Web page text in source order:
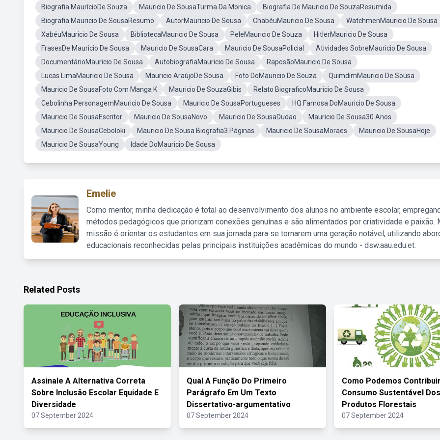
Biografia MaurícioDe Souza Mauricio De SousaTurma Da Monica
Biografia De Mauricio De SouzaResumida
Biografia Mauricio De SousaResumo
AutorMauricio De Sousa ChabéuMauricio De Sousa
WatchmenMauricio De Sousa
XabéuMauricio De Sousa
BibliotecaMauricio De Sousa PeleMauricio De Souza
HitlerMauricio De Sousa
FrasesDe Mauricio De Sousa
Mauricio De SousaCara Mauricio De SousaPolicial
Atividades SobreMauricio De Sousa
DocumentárioMauricio De Sousa
AutobiografiaMauricio De Sousa
RaposãoMauricio De Sousa
Lucas LimaMauricio De Sousa
Mauricio AraújoDe Sousa Foto DoMauricio De Souza
QuimdimMauricio De Sousa
Mauricio De SousaFoto Com Manga K
Mauricio De SouzaGibis
Relato BiograficoMauricio De Sousa
Cebolinha PersonagemMauricio De Sousa
Mauricio De SousaPortugueses
HQ Famosa DoMauricio De Sousa
Mauricio De SousaEscritor
Mauricio De SousaNovo Mauricio De SousaDudao
Mauricio De Sousa30 Anos
Mauricio De SousaCeboloki
Mauricio De Sousa Biografia3 Páginas Mauricio De SousaMoraes
Mauricio De SousaHoje
Mauricio De SousaYoung
Idade DoMauricio De Sousa
Emelie
Como mentor, minha dedicação é total ao desenvolvimento dos alunos no ambiente escolar,
métodos pedagógicos que priorizam conexões genuínas e são alimentados por criatividade e paixão.
missão é orientar os estudantes em sua jornada para se tornarem uma geração notável, utilizando
educacionais reconhecidas pelas principais instituições acadêmicas do mundo - dsw.aau.edu.et.
Related Posts
Assinale A Alternativa Correta
Sobre Inclusão Escolar Equidade E
Diversidade
07 September 2024
Qual A Função Do Primeiro
Parágrafo Em Um Texto
Dissertativo-argumentativo
07 September 2024
Como Podemos
Consumo Sustentável Dos
Produtos Florestais
07 September 2024